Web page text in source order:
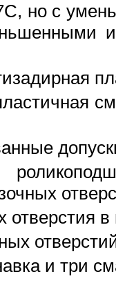
но с
отверстия
и три